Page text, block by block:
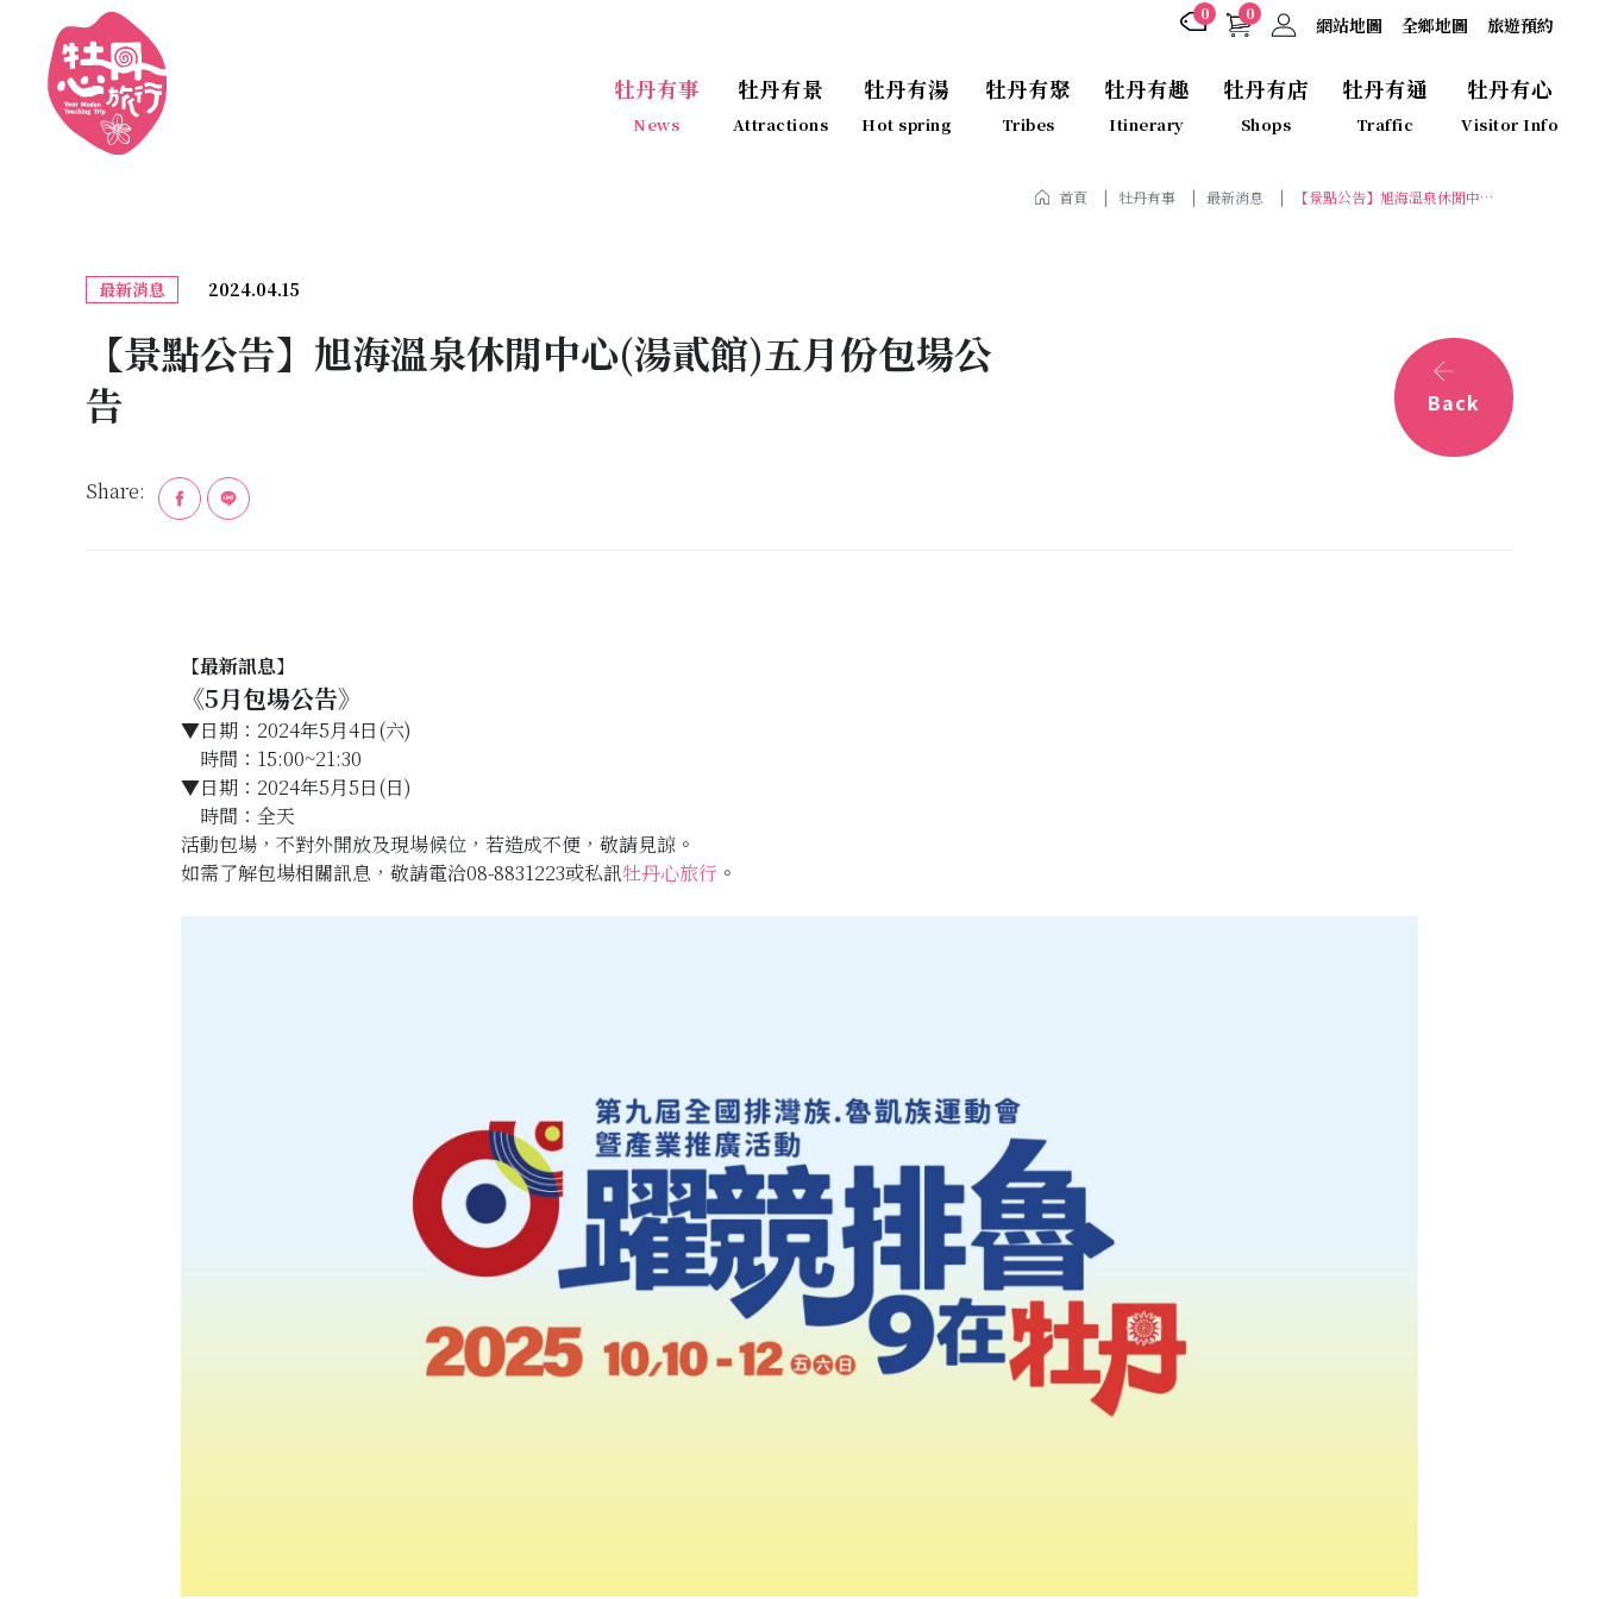
0 0 網站地圖 全鄉地圖 旅遊預約
牡丹有事
News
牡丹有景
Attractions
牡丹有湯
Hot spring
牡丹有聚
Tribes
牡丹有趣
Itinerary
牡丹有店
Shops
牡丹有通
Traffic
牡丹有心
Visitor Info
首頁 牡丹有事 最新消息
【景點公告】旭海溫泉休閒中心
最新消息 2024.04.15
【景點公告】旭海溫泉休閒中心(湯貳館)五月份包場公
告
Share:
Back
【最新訊息】
《5月包場公告》
▼日期：2024年5月4日(六)
時間：15:00~21:30
▼日期：2024年5月5日(日)
時間：全天
活動包場，不對外開放及現場候位，若造成不便，敬請見諒。
如需了解包場相關訊息，敬請電洽08-8831223或私訊牡丹心旅行 。
Cookie管理面板